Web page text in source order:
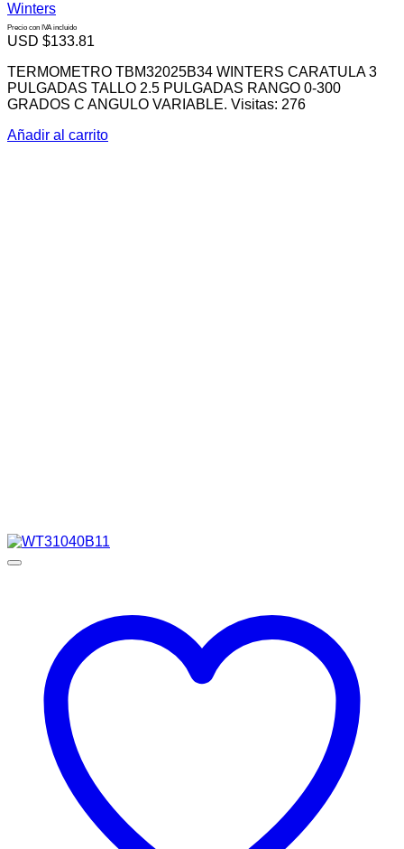
Winters
Precio con IVA incluido
USD $133.81
TERMOMETRO TBM32025B34 WINTERS CARATULA 3
PULGADAS TALLO 2.5 PULGADAS RANGO 0-300
GRADOS C ANGULO VARIABLE. Visitas: 276
Añadir al carrito